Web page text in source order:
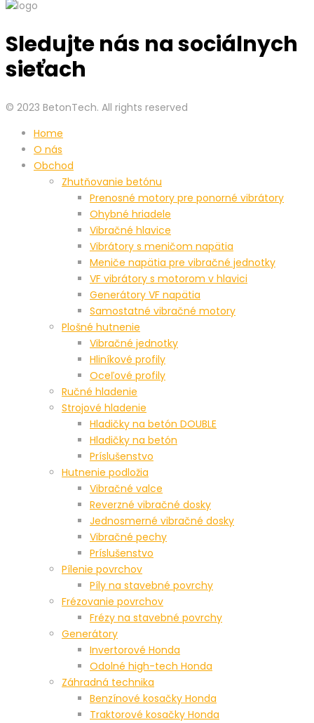
Sledujte nás na sociálnych
sieťach
© 2023 BetonTech. All rights reserved
Home
O nás
Obchod
Zhutňovanie betónu
Prenosné motory pre ponorné vibrátory
Ohybné hriadele
Vibračné hlavice
Vibrátory s meničom napätia
Meniče napätia pre vibračné jednotky
VF vibrátory s motorom v hlavici
Generátory VF napätia
Samostatné vibračné motory
Plošné hutnenie
Vibračné jednotky
Hliníkové profily
Oceľové profily
Ručné hladenie
Strojové hladenie
Hladičky na betón DOUBLE
Hladičky na betón
Príslušenstvo
Hutnenie podložia
Vibračné valce
Reverzné vibračné dosky
Jednosmerné vibračné dosky
Vibračné pechy
Príslušenstvo
Pílenie povrchov
Píly na stavebné povrchy
Frézovanie povrchov
Frézy na stavebné povrchy
Generátory
Invertorové Honda
Odolné high-tech Honda
Záhradná technika
Benzínové kosačky Honda
Traktorové kosačky Honda